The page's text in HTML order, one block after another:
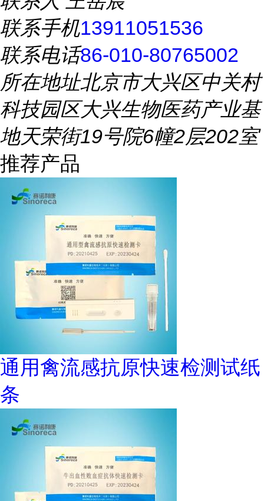
联系手机13911051536
联系电话86-010-80765002
所在地址北京市大兴区中关村
科技园区大兴生物医药产业基
地天荣街19号院6幢2层202室
推荐产品
通用禽流感抗原快速检测试纸
条